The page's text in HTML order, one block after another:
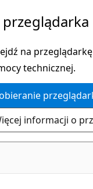
na
technicznej.
informacji o